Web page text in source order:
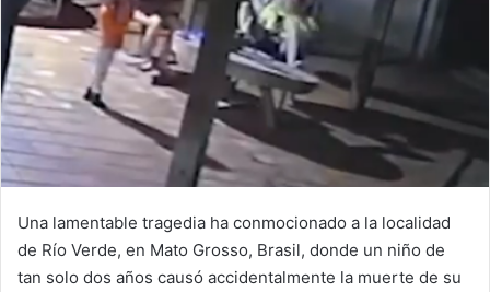
Una lamentable tragedia ha conmocionado a la localidad
de Río Verde, en Mato Grosso, Brasil, donde un niño de
tan solo dos años causó accidentalmente la muerte de su